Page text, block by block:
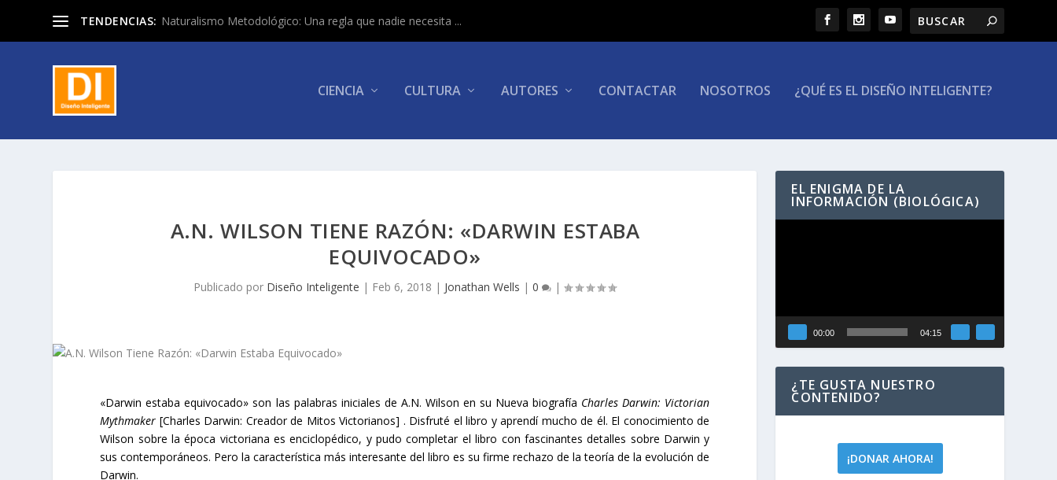
TENDENCIAS: Naturalismo Metodológico: Una regla que nadie necesita ...
CIENCIA CULTURA AUTORES CONTACTAR NOSOTROS ¿QUÉ ES EL DISEÑO INTELIGENTE?
A.N. WILSON TIENE RAZÓN: «DARWIN ESTABA
EQUIVOCADO»
Publicado por Diseño Inteligente | Feb 6, 2018 | Jonathan Wells |0 |
«Darwin estaba equivocado» son las palabras iniciales de A.N. Wilson en su Nueva biografía Charles Darwin: Victorian
Mythmaker [Charles Darwin: Creador de Mitos Victorianos] . Disfruté el libro y aprendí mucho de él. El conocimiento de
Wilson sobre la época victoriana es enciclopédico, y pudo completar el libro con fascinantes detalles sobre Darwin y
sus contemporáneos. Pero la característica más interesante del libro es su firme rechazo de la teoría de la evolución de
Darwin.
EL ENIGMA DE LA
INFORMACIÓN (BIOLÓGICA)
00:00 04:15
¿TE GUSTA NUESTRO
CONTENIDO?
¡DONAR AHORA!